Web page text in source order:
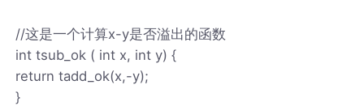
//这是一个计算x-y是否溢出的函数
int tsub_ok ( int x, int y) {
return tadd_ok(x,-y);
}